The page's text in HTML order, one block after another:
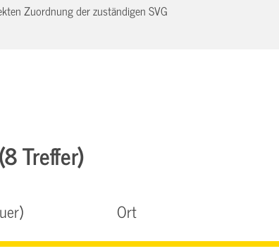
Zuordnung der zuständigen SVG
Treffer)
Ort